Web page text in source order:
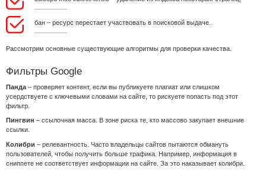
бан – ресурс перестает участвовать в поисковой выдаче.
Рассмотрим основные существующие алгоритмы для проверки качества.
Фильтры Google
Панда – проверяет контент, если вы публикуете плагиат или слишком
усердствуете с ключевыми словами на сайте, то рискуете попасть под этот
фильтр.
Пингвин – ссылочная масса. В зоне риска те, кто массово закупает внешние
ссылки.
Колибри – релевантность. Часто владельцы сайтов пытаются обмануть
пользователей, чтобы получить больше трафика. Например, информация в
сниппете не соответствует информации на сайте. За это наказывает колибри.